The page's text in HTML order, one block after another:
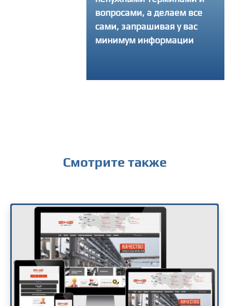
вопросами, а делаем все
сами, запрашивая у вас
минимум информации
Смотрите также